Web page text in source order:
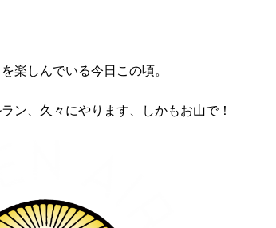
楽しんでいる今日この頃。
ン、久々にやります、しかもお山で！